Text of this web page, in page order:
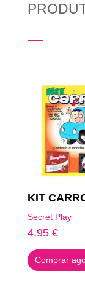
KIT
Secret Play
4,95 €
Comprar